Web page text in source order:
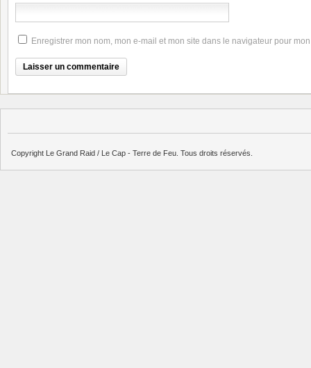
Enregistrer mon nom, mon e-mail et mon site dans le navigateur pour
Copyright Le Grand Raid / Le Cap - Terre de Feu. Tous droits réservés.